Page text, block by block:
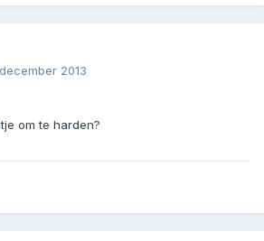
2013
om te harden?